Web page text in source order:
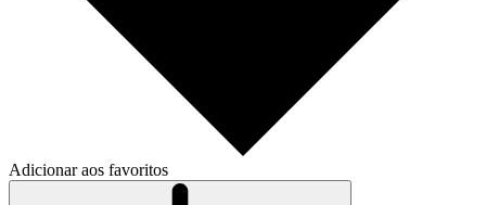
Adicionar aos favoritos